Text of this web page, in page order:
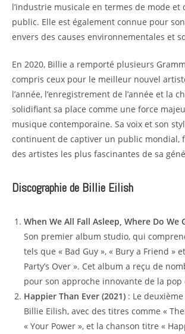
l’industrie musicale en termes de mode et
public. Elle est également connue pour
envers des causes environnementales et
En 2020, Billie a remporté plusieurs
compris ceux pour le meilleur nouvel
l’année, l’enregistrement de l’année et la
solidifiant sa place comme une force
musique contemporaine. Sa voix et son
continuent de captiver un public mondial,
des artistes les plus fascinantes de sa
Discographie de Billie Eilish
When We All Fall Asleep, Where Do We
Son premier album studio, qui
tels que « Bad Guy », « Bury a Friend »
Party’s Over ». Cet album a reçu de
pour son approche innovante de la pop
Happier Than Ever (2021) : Le
Billie Eilish, avec des titres comme «
« Your Power », et la chanson titre «